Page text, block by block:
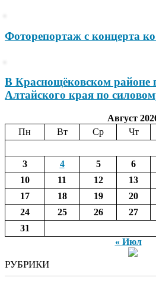
Фоторепортаж с концерта
В Краснощёковском районе
Алтайского края по
Август
Пн
Вт Ср Чт
3
4 5 6
10
11 12 13
17
18 19 20
24
25 26 27
31
« Июл
РУБРИКИ